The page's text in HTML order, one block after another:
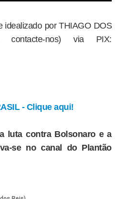
idealizado por THIAGO DOS
contacte-nos) via PIX:
- Clique aqui!
luta contra Bolsonaro e a
se no canal do Plantão